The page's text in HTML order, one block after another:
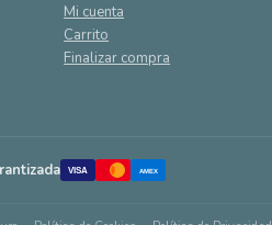
Mi cuenta
Carrito
Finalizar compra
VISA AMEX